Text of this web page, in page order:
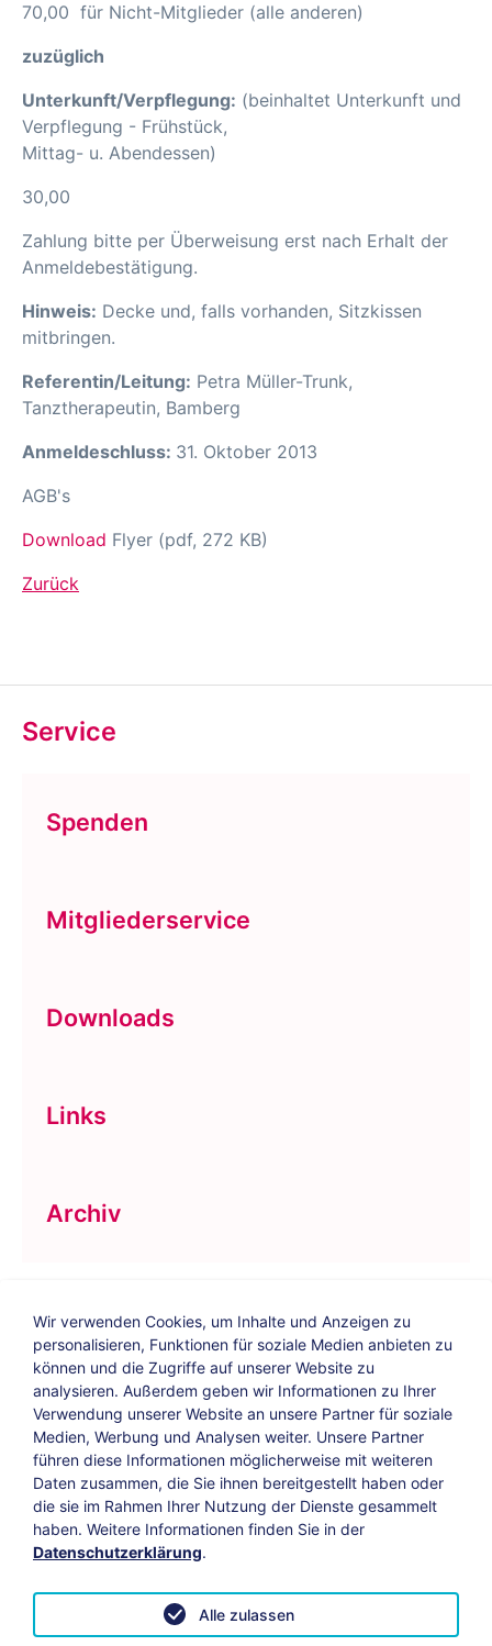
70,00  für Nicht-Mitglieder (alle anderen)
zuzüglich
Unterkunft/Verpflegung: (beinhaltet Unterkunft und
Verpflegung - Frühstück,
Mittag- u. Abendessen)
30,00 
Zahlung bitte per Überweisung erst nach Erhalt der
Anmeldebestätigung.
Hinweis: Decke und, falls vorhanden, Sitzkissen
mitbringen.
Referentin/Leitung: Petra Müller-Trunk,
Tanztherapeutin, Bamberg
Anmeldeschluss: 31. Oktober 2013
AGB's
Download Flyer (pdf, 272 KB)
Zurück
Service
Spenden
Mitgliederservice
Downloads
Links
Archiv
Bildungs-Blog| Instagram| Facebook|
YouTube
Impressum Suche Datenschutz
Vertrag widerrufen
Wir verwenden Cookies, um Inhalte und Anzeigen zu
personalisieren, Funktionen für soziale Medien anbieten zu
können und die Zugriffe auf unserer Website zu
analysieren. Außerdem geben wir Informationen zu Ihrer
Verwendung unserer Website an unsere Partner für soziale
Medien, Werbung und Analysen weiter. Unsere Partner
führen diese Informationen möglicherweise mit weiteren
Daten zusammen, die Sie ihnen bereitgestellt haben oder
die sie im Rahmen Ihrer Nutzung der Dienste gesammelt
haben. Weitere Informationen finden Sie in der
Datenschutzerklärung.
Alle zulassen